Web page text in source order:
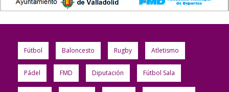
Fútbol Baloncesto Rugby Atletismo
Pádel FMD Diputación Fútbol Sala